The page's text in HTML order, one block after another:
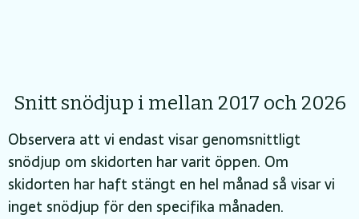
Snitt snödjup i mellan 2017 och 2026
Observera att vi endast visar genomsnittligt
snödjup om skidorten har varit öppen. Om
skidorten har haft stängt en hel månad så visar vi
inget snödjup för den specifika månaden.